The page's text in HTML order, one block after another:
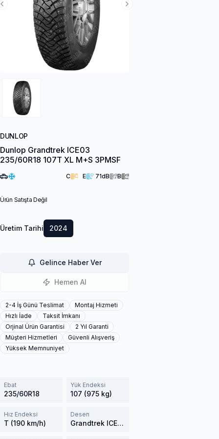
Next Slide
Previous Slide
DUNLOP
Dunlop Grandtrek ICE03
235/60R18 107T XL M+S 3PMSF
C E 71dB B
Ürün Satışta Değil
Üretim Tarihi 2024
Gelince Haber Ver
Hemen Al
2-4 İş Günü Teslimat
Montaj Hizmeti
Hızlı İade
Taksit İmkanı
Orjinal Ürün Garantisi
2 Yıl Garanti
Müşteri Hizmetleri
Güvenli Alışveriş
Yüksek Memnuniyet
Ebat
235/60R18
Yük Endeksi
107 (975 kg)
Hız Endeksi
T (190 km/h)
Desen
Grandtrek ICE03